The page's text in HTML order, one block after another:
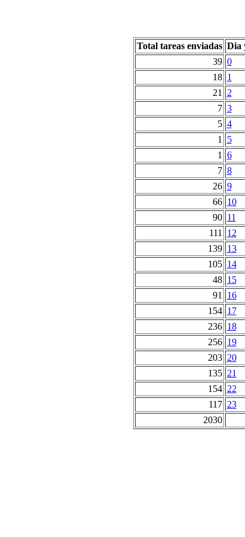
Total tareas enviadas Dia
39 0
18 1
21
2
7 3
5 4
1
5
1
6
7 8
26 9
66 10
90 11
111
12
139 13
105 14
48 15
91
16
154 17
236 18
256 19
203 20
135 21
154 22
117 23
2030